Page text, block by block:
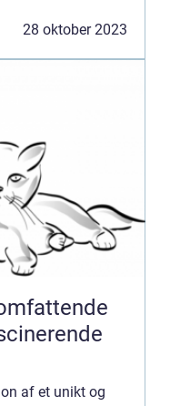
28 oktober 2023
af et unikt og